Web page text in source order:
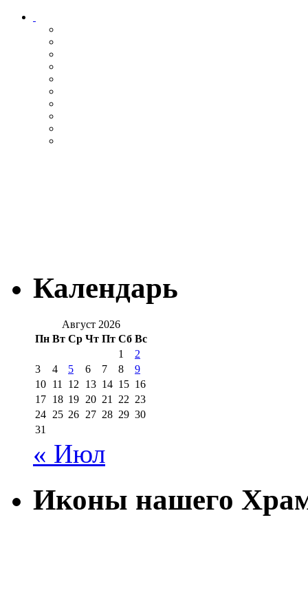
Календарь
Август 2026
Пн Вт Ср Чт Пт Сб Вс
1
2
3
4 5 6 7 8
9
10 11 12 13 14 15 16
17 18 19 20 21 22 23
24 25 26 27 28 29 30
31
« Июл
Иконы нашего